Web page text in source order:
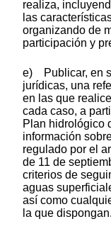
realiza,
las
organizando de
participación y
e) Publicar, en
jurídicas, una
en las que
cada caso, a
Plan hidrológico
información
regulado por el
de 11 de
criterios de
aguas
así como
la que dispongan.